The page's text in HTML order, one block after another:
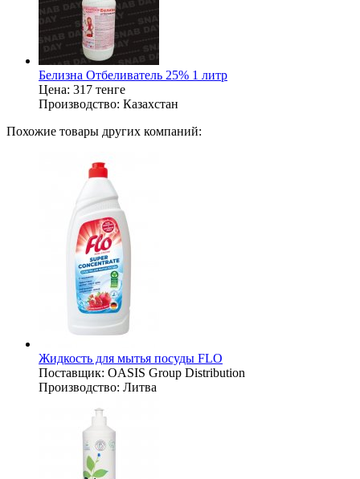
Белизна Отбеливатель 25% 1 литр
Цена: 317 тенге
Производство: Казахстан
Похожие товары других компаний:
Жидкость для мытья посуды FLO
Поставщик: OASIS Group Distribution
Производство: Литва